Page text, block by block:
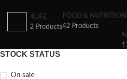
4LIFE
2 Products
FOOD & NUTRITION
42 Products
STOCK STATUS
On sale